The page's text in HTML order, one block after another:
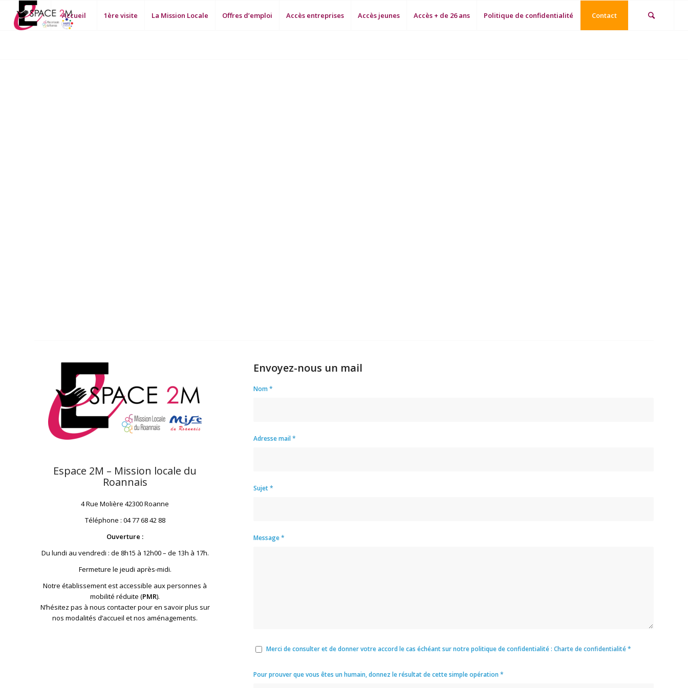
Accueil 1ère visite La Mission Locale Offres d’emploi Accès entreprises Accès jeunes Accès + de 26 ans Politique de confidentialité Contact
Espace 2M – Mission locale du
Roannais
4 Rue Molière 42300 Roanne
Téléphone : 04 77 68 42 88
Ouverture :
Du lundi au vendredi : de 8h15 à 12h00 – de 13h à 17h.
Fermeture le jeudi après-midi.
Notre établissement est accessible aux personnes à
mobilité réduite (PMR).
N’hésitez pas à nous contacter pour en savoir plus sur
nos modalités d’accueil et nos aménagements.
Envoyez-nous un mail
Nom*
Adresse mail*
Sujet*
Message*
Merci de consulter et de donner votre accord le cas échéant sur notre politique de confidentialité : Charte de confidentialité *
Pour prouver que vous êtes un humain, donnez le résultat de cette simple opération*